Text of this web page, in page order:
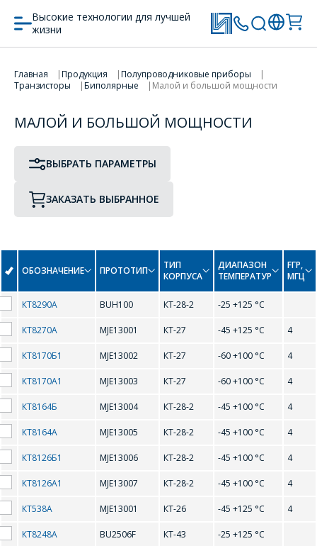
Высокие технологии для лучшей
жизни
Главная Продукция
Полупроводниковые приборы
Транзисторы
Биполярные Малой и большой мощности
МАЛОЙ И БОЛЬШОЙ МОЩНОСТИ
ВЫБРАТЬ ПАРАМЕТРЫ
0-9
2N2219A
2N3904
2N3906 2N4411
2SC495 2SC496
BC307A BC307B
ЗАКАЗАТЬ ВЫБРАННОЕ
ПЕРЕЙТИ В КОРЗИНУ
ОБОЗНАЧЕНИЕ ПРОТОТИП
ТИП
КОРПУСА
ДИАПАЗОН
ТЕМПЕРАТУР
FГР,
МГЦ
КТ8290А BUH100 КТ-28-2 -25 +125 °С
КТ8270А MJE13001 КТ-27 -45 +125 °С 4
КТ8170Б1 MJE13002 КТ-27 -60 +100 °С 4
КТ8170А1 MJE13003 КТ-27 -60 +100 °С 4
КТ8164Б MJE13004 КТ-28-2 -45 +100 °С 4
КТ8164А MJE13005 КТ-28-2 -45 +100 °С 4
КТ8126Б1 MJE13006 КТ-28-2 -45 +100 °С 4
КТ8126А1 MJE13007 КТ-28-2 -45 +100 °С 4
КТ538А MJE13001 КТ-26 -45 +125 °С 4
КТ8248А BU2506F КТ-43 -25 +125 °С